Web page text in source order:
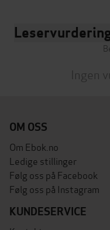
Ingen
OM OSS
Om Ebok.no
Ledige stillinger
Følg oss på Facebook
Følg oss på Instagram
KUNDESERVICE